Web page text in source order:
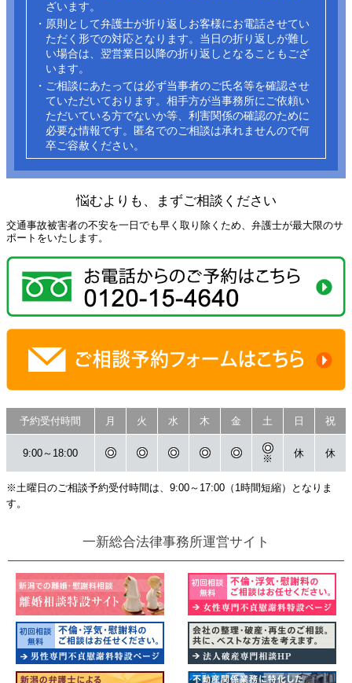
ざいます。
・原則として弁護士が折り返しお客様にお電話させてい
ただく形での対応となります。当日の折り返しが難し
い場合は、翌営業日以降の折り返しとなることもござ
います。
・ご相談にあたっては必ず当事者のご氏名等を確認させ
ていただいております。相手方が当事務所にご依頼い
ただいている方でないか等、利害関係の確認のために
必要な情報です。匿名でのご相談は承れませんので何
卒ご容赦ください。​
悩むよりも、まずご相談ください
交通事故被害者の不安を一日でも早く取り除くため、弁護士が最大限のサ
ポートをいたします。
予約受付時間 月 火 水 木 金 土 日 祝
9:00～18:00 ※ 休 休
※土曜日のご相談予約受付時間は、9:00～17:00（1時間短縮）となりま
す。
一新総合法律事務所運営サイト